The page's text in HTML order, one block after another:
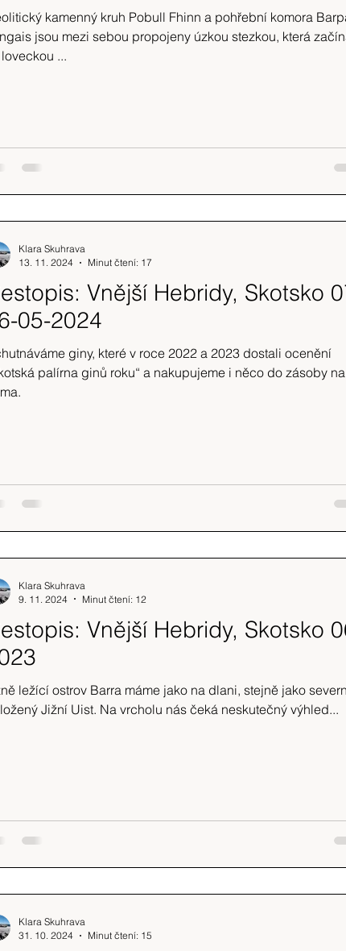
kamenný kruh Pobull Fhinn a pohřební komora
jsou mezi sebou propojeny úzkou stezkou, která
...
Vnější Hebridy, Skotsko
05-2024
giny, které v roce 2022 a 2023 dostali ocenění
palírna ginů roku“ a nakupujeme i něco do zásoby na
Klara Skuhrava
13. 11. 2024
Minut čtení: 17
Vnější Hebridy, Skotsko
ležící ostrov Barra máme jako na dlani, stejně jako
Jižní Uist. Na vrcholu nás čeká neskutečný výhled...
Klara Skuhrava
9. 11. 2024
Minut čtení: 12
Klara Skuhrava
31. 10. 2024
Minut čtení: 15